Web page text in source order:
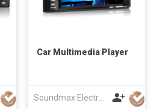
Car Multimedia Player
Soundmax Electronics Ltd